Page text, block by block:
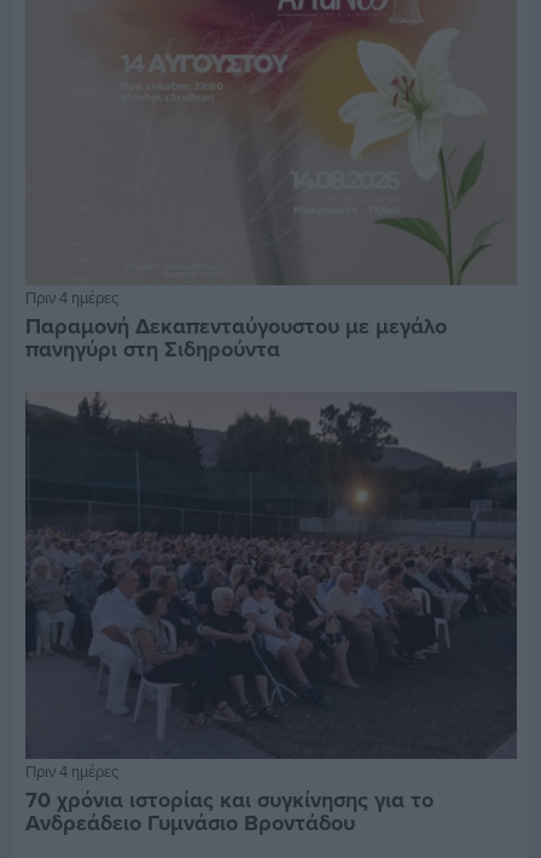
Πριν 4 ημέρες
Παραμονή Δεκαπενταύγουστου με μεγάλο
πανηγύρι στη Σιδηρούντα
Πριν 4 ημέρες
70 χρόνια ιστορίας και συγκίνησης για το
Ανδρεάδειο Γυμνάσιο Βροντάδου